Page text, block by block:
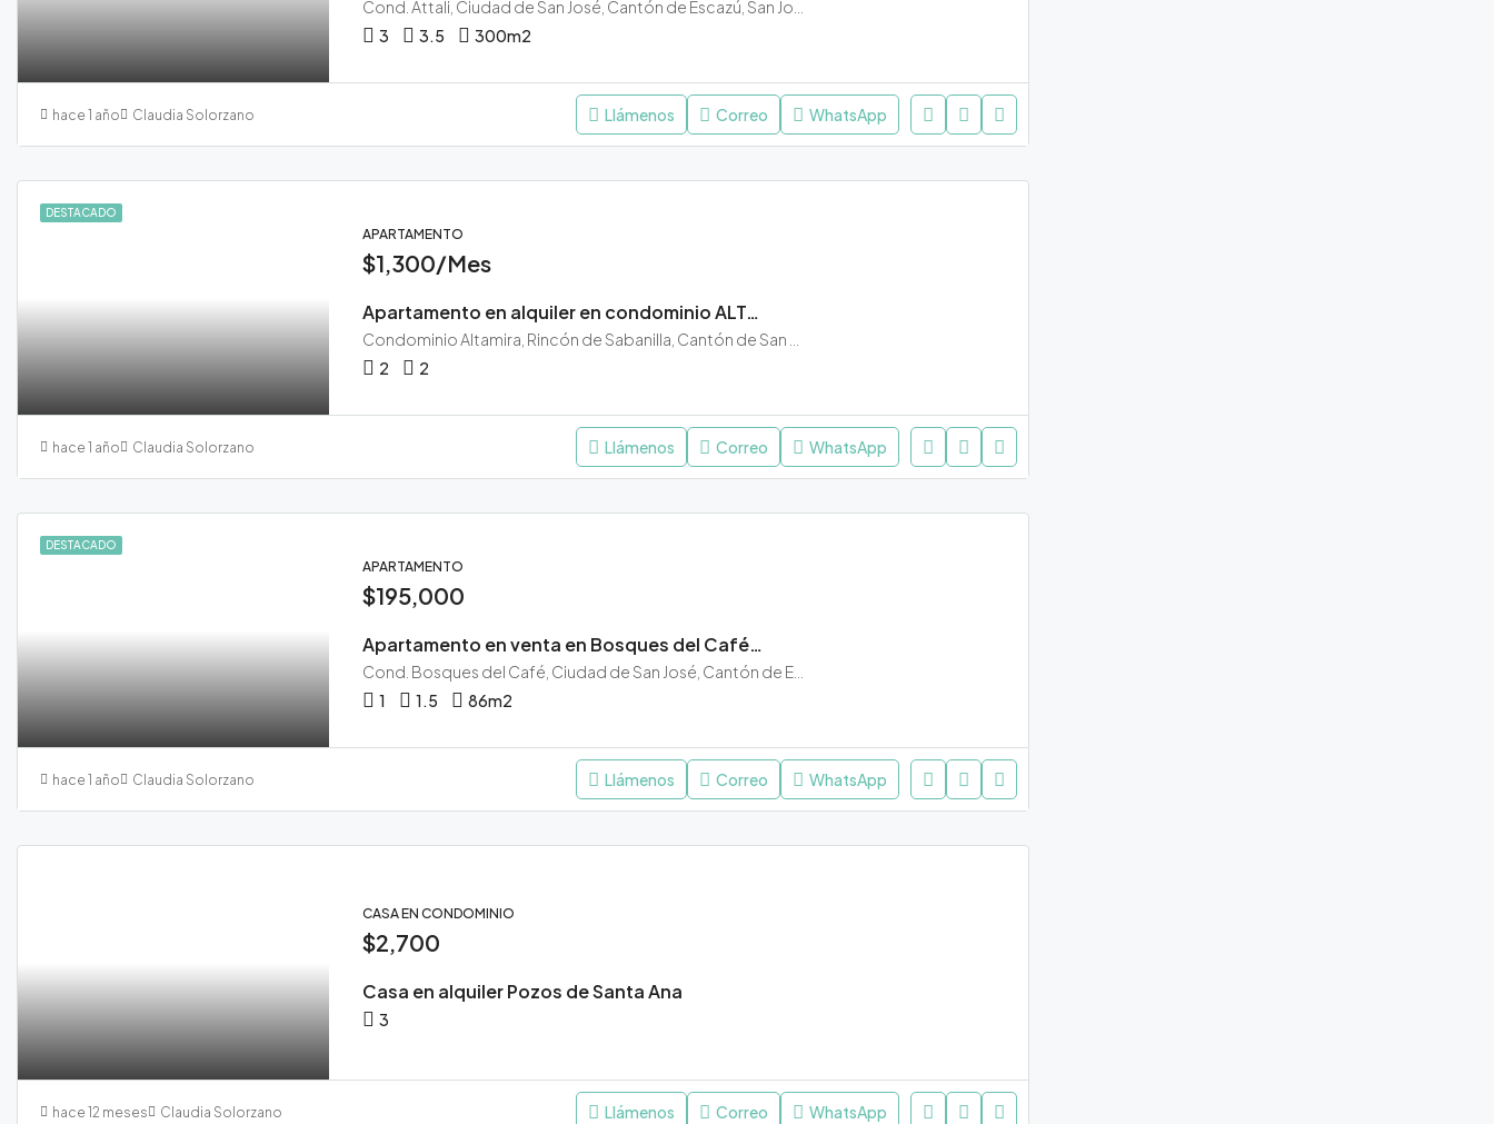
3
3.5 300m2
hace 1 año Claudia Solorzano Llámenos Correo WhatsApp
DESTACADO
APARTAMENTO
$1,300/Mes
Apartamento en alquiler en condominio ALTAMIRA, San Pablo, Heredia.
2
2
hace 1 año Claudia Solorzano Llámenos Correo WhatsApp
DESTACADO
APARTAMENTO
$195,000
Apartamento en venta en Bosques del Café, Guachipelín, Escazú
1
1.5 86m2
hace 1 año Claudia Solorzano Llámenos Correo WhatsApp
CASA EN CONDOMINIO
$2,700
Casa en alquiler Pozos de Santa Ana
3
hace 12 meses Claudia Solorzano Llámenos Correo WhatsApp